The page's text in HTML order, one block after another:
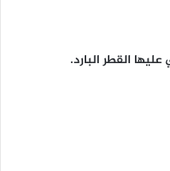
القطر البارد.